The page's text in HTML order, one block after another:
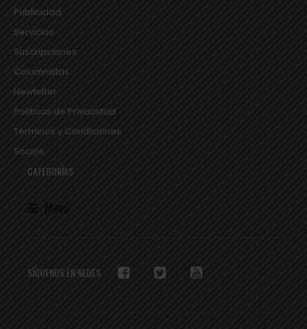
Publicidad
Servicios
Suscripciones
Columnistas
Newletter
Políticas de Privacidad
Términos y Condiciones
Socios
CATEGORÍAS
Menú
SÍGUENOS EN REDES